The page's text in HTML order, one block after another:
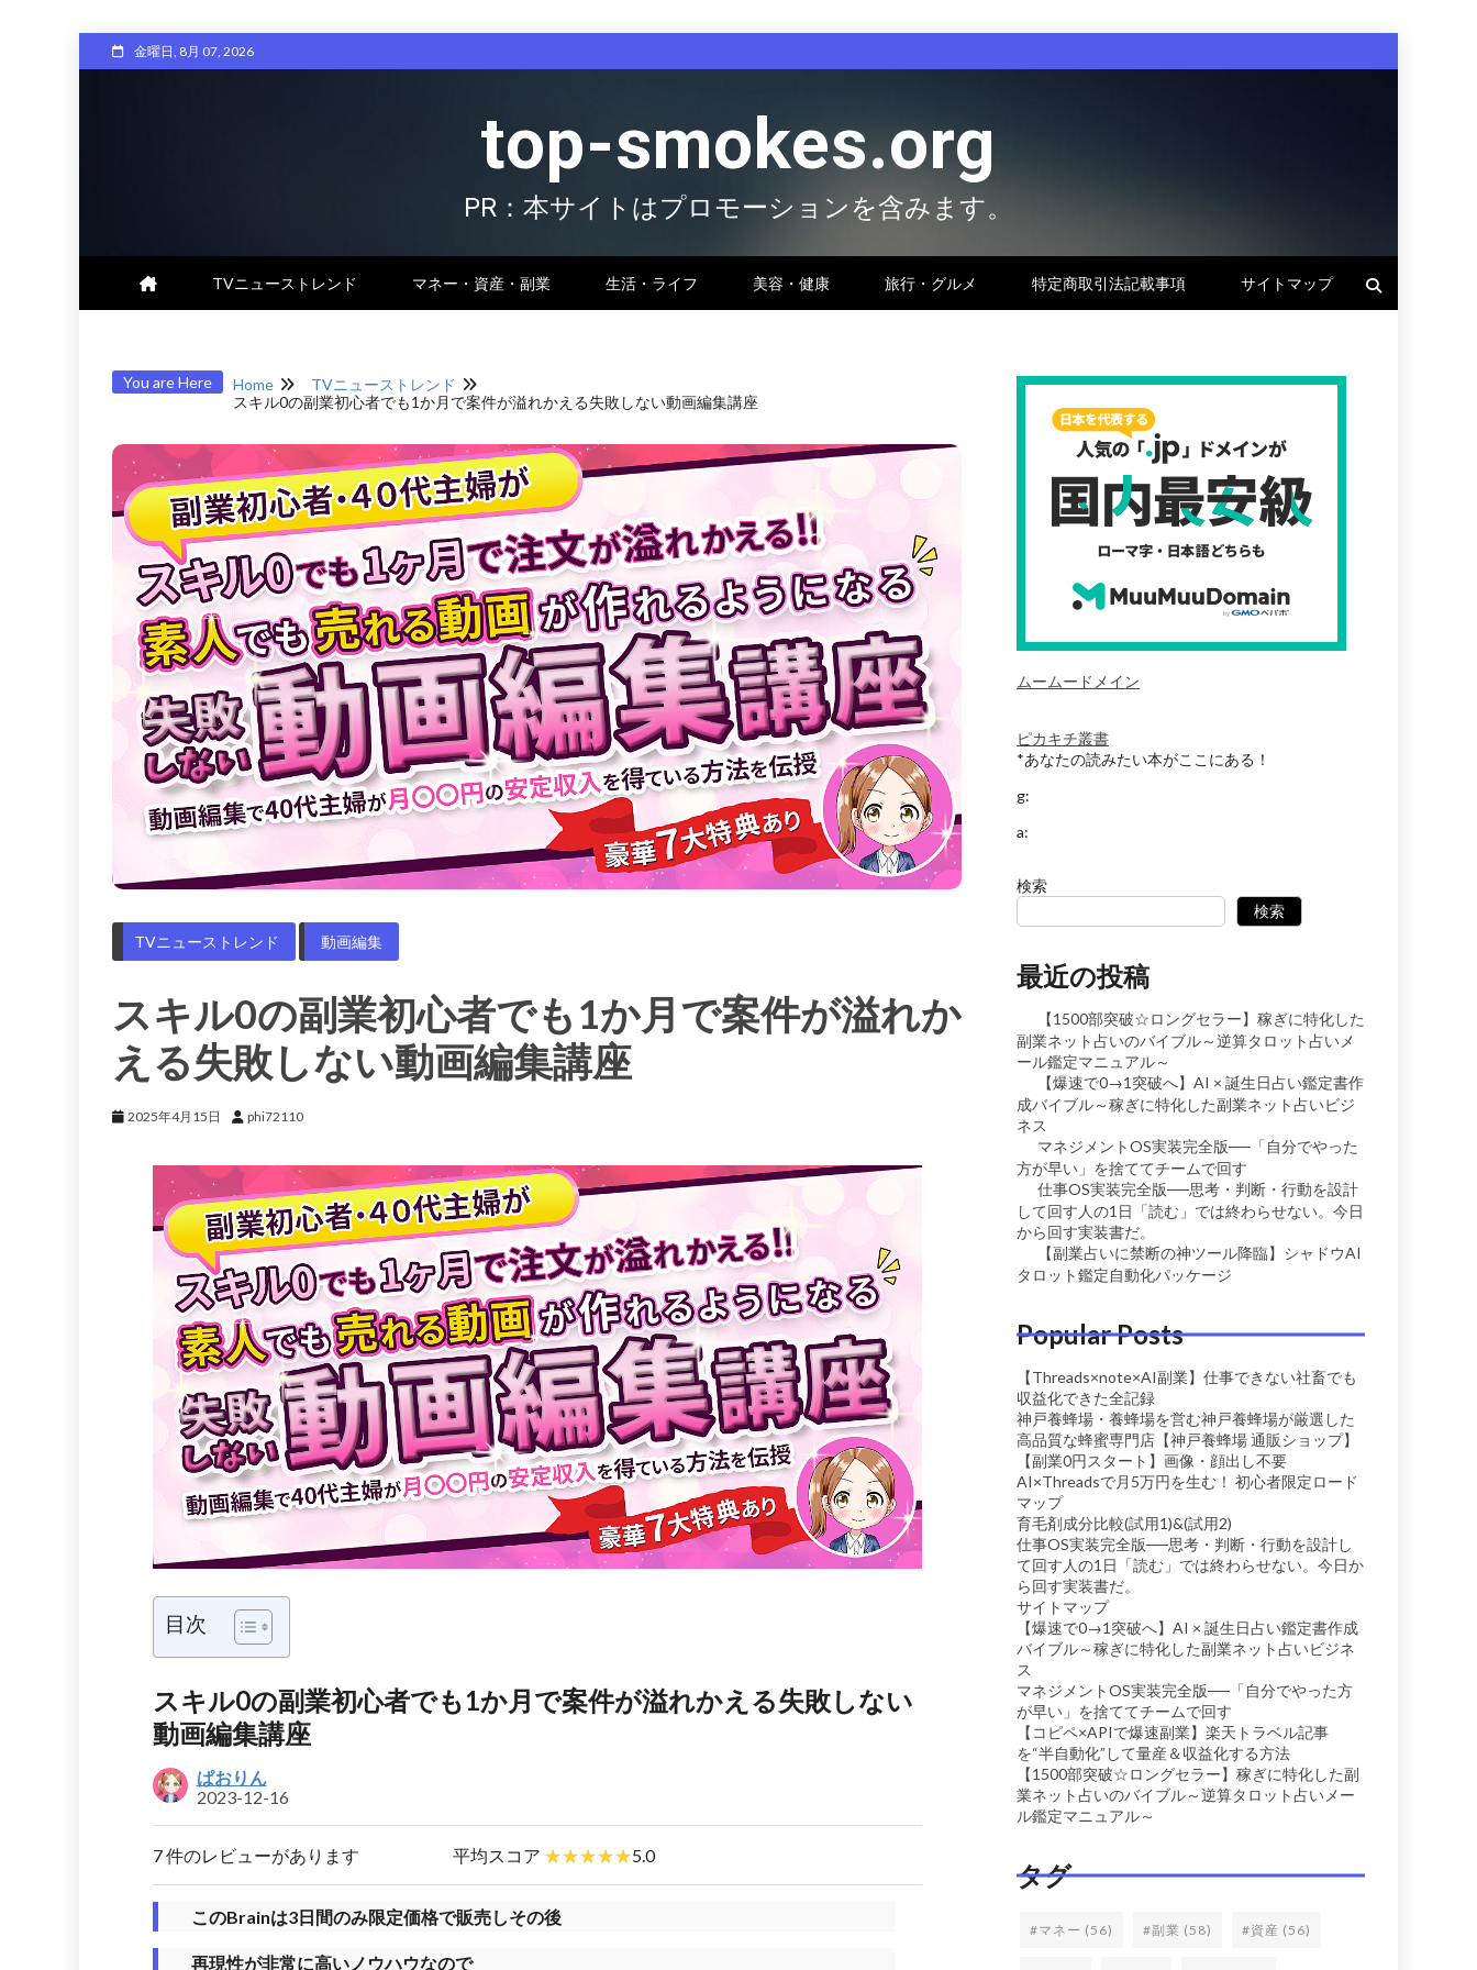
金曜日, 8月 07, 2026
top-smokes.org
PR：本サイトはプロモーションを含みます。
TVニューストレンド マネー・資産・副業 生活・ライフ 美容・健康 旅行・グルメ 特定商取引法記載事項 サイトマップ
You are Here Home
TVニューストレンド
スキル0の副業初心者でも1か月で案件が溢れかえる失敗しない動画編集講座
TVニューストレンド 動画編集
スキル0の副業初心者でも1か月で案件が溢れか
える失敗しない動画編集講座
2025年4月15日 phi72110
目次
スキル0の副業初心者でも1か月で案件が溢れかえる失敗しない
動画編集講座
ぱおりん
2023-12-16
7 件のレビューがあります 平均スコア 5.0
このBrainは3日間のみ限定価格で販売しその後
再現性が非常に高いノウハウなので
ムームードメイン
ピカキチ叢書
*あなたの読みたい本がここにある！
g:
a:
検索
検索
最近の投稿
【1500部突破☆ロングセラー】稼ぎに特化した
副業ネット占いのバイブル～逆算タロット占いメ
ール鑑定マニュアル～
【爆速で0→1突破へ】AI × 誕生日占い鑑定書作
成バイブル～稼ぎに特化した副業ネット占いビジ
ネス
マネジメントOS実装完全版──「自分でやった
方が早い」を捨ててチームで回す
仕事OS実装完全版──思考・判断・行動を設計
して回す人の1日「読む」では終わらせない。今日
から回す実装書だ。
【副業占いに禁断の神ツール降臨】シャドウAI
タロット鑑定自動化パッケージ
Popular Posts
【Threads×note×AI副業】仕事できない社畜でも
収益化できた全記録
神戸養蜂場・養蜂場を営む神戸養蜂場が厳選した
高品質な蜂蜜専門店【神戸養蜂場 通販ショップ】
【副業0円スタート】画像・顔出し不要
AI×Threadsで月5万円を生む！ 初心者限定ロード
マップ
育毛剤成分比較(試用1)&(試用2)
仕事OS実装完全版──思考・判断・行動を設計し
て回す人の1日「読む」では終わらせない。今日か
ら回す実装書だ。
サイトマップ
【爆速で0→1突破へ】AI × 誕生日占い鑑定書作成
バイブル～稼ぎに特化した副業ネット占いビジネ
ス
マネジメントOS実装完全版──「自分でやった方
が早い」を捨ててチームで回す
【コピペ×APIで爆速副業】楽天トラベル記事
を“半自動化”して量産＆収益化する方法
【1500部突破☆ロングセラー】稼ぎに特化した副
業ネット占いのバイブル～逆算タロット占いメー
ル鑑定マニュアル～
タグ
#マネー (56) #副業 (58) #資産 (56)